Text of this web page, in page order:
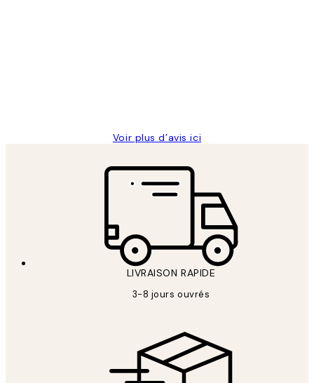
Voir plus d’avis ici
LIVRAISON RAPIDE
3-8 jours ouvrés